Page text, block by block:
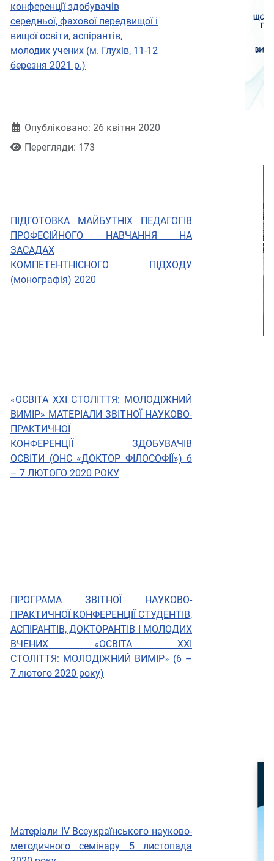
конференції здобувачів
середньої, фахової передвищої і
вищої освіти, аспірантів,
молодих учених (м. Глухів, 11-12
березня 2021 р.)
ДеталіОпубліковано: 26 квітня 2020
Перегляди: 173
ПІДГОТОВКА МАЙБУТНІХ ПЕДАГОГІВ
ПРОФЕСІЙНОГО НАВЧАННЯ НА
ЗАСАДАХ
КОМПЕТЕНТНІСНОГО ПІДХОДУ
(монографія) 2020
«ОСВІТА XXI СТОЛІТТЯ: МОЛОДІЖНИЙ
ВИМІР» МАТЕРІАЛИ ЗВІТНОЇ НАУКОВО-
ПРАКТИЧНОЇ
КОНФЕРЕНЦІЇ ЗДОБУВАЧІВ
ОСВІТИ (ОНС «ДОКТОР ФІЛОСОФІЇ») 6
– 7 ЛЮТОГО 2020 РОКУ
ПРОГРАМА ЗВІТНОЇ НАУКОВО-
ПРАКТИЧНОЇ КОНФЕРЕНЦІЇ СТУДЕНТІВ,
АСПІРАНТІВ, ДОКТОРАНТІВ І МОЛОДИХ
ВЧЕНИХ «ОСВІТА XXI
СТОЛІТТЯ: МОЛОДІЖНИЙ ВИМІР» (6 –
7 лютого 2020 року)
Матеріали ІV Всеукраїнського науково-
методичного семінару 5 листопада